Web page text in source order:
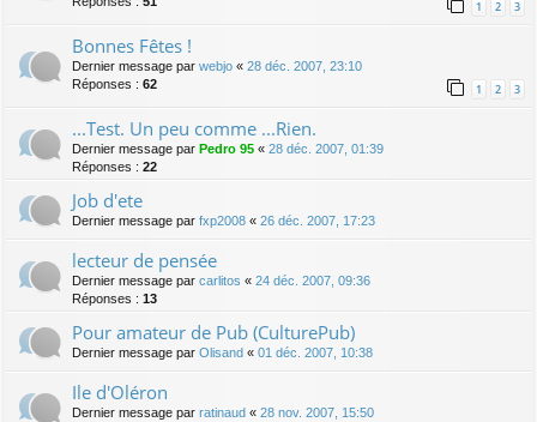
1 2 3
Bonnes Fêtes !
Dernier message par webjo « 28 déc. 2007, 23:10
Réponses : 62 1 2 3
...Test. Un peu comme ...Rien.
Dernier message par Pedro 95 « 28 déc. 2007, 01:39
Réponses : 22
Job d'ete
Dernier message par fxp2008 « 26 déc. 2007, 17:23
lecteur de pensée
Dernier message par carlitos « 24 déc. 2007, 09:36
Réponses : 13
Pour amateur de Pub (CulturePub)
Dernier message par Olisand « 01 déc. 2007, 10:38
Ile d'Oléron
Dernier message par ratinaud « 28 nov. 2007, 15:50